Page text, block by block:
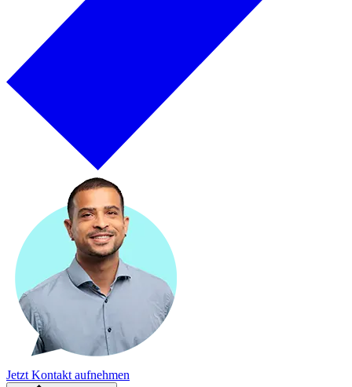
Jetzt Kontakt aufnehmen